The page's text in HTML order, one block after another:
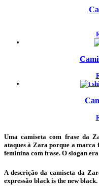
Umacamiseta com frase da
ataques à Zara porque a marca
feminina com frase. O slogan
A descrição dacamiseta da
expressão black is the new black.